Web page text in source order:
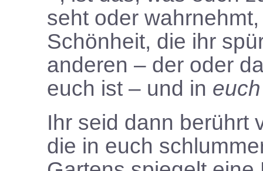
seht oder
Schönheit, die ihr
anderen – der oder
euch ist – und in
Ihr seid dann berührt
die in euch